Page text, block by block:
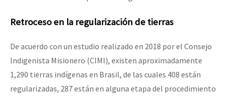
Retroceso en la regularización de tierras
De acuerdo con un estudio realizado en 2018 por el Consejo
Indigenista Misionero (CIMI), existen aproximadamente
1,290 tierras indígenas en Brasil, de las cuales 408 están
regularizadas, 287 están en alguna etapa del procedimiento